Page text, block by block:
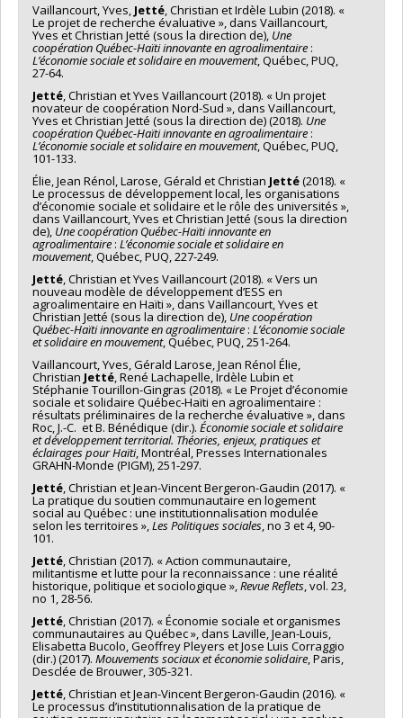
Vaillancourt, Yves, Jetté, Christian et Irdèle Lubin (2018). «
Le projet de recherche évaluative », dans Vaillancourt,
Yves et Christian Jetté (sous la direction de), Une
coopération Québec-Haïti innovante en agroalimentaire :
L’économie sociale et solidaire en mouvement, Québec, PUQ,
27-64.
Jetté, Christian et Yves Vaillancourt (2018). « Un projet
novateur de coopération Nord-Sud », dans Vaillancourt,
Yves et Christian Jetté (sous la direction de) (2018). Une
coopération Québec-Haïti innovante en agroalimentaire :
L’économie sociale et solidaire en mouvement, Québec, PUQ,
101-133.
Élie, Jean Rénol, Larose, Gérald et Christian Jetté(2018). «
Le processus de développement local, les organisations
d’économie sociale et solidaire et le rôle des universités »,
dans Vaillancourt, Yves et Christian Jetté (sous la direction
de), Une coopération Québec-Haïti innovante en
agroalimentaire : L’économie sociale et solidaire en
mouvement, Québec, PUQ, 227-249.
Jetté, Christian et Yves Vaillancourt (2018). « Vers un
nouveau modèle de développement d’ESS en
agroalimentaire en Haïti », dans Vaillancourt, Yves et
Christian Jetté (sous la direction de), Une coopération
Québec-Haïti innovante en agroalimentaire : L’économie sociale
et solidaire en mouvement, Québec, PUQ, 251-264.
Vaillancourt, Yves, Gérald Larose, Jean Rénol Élie,
Christian Jetté, René Lachapelle, Irdèle Lubin et
Stéphanie Tourillon-Gingras (2018). « Le Projet d’économie
sociale et solidaire Québec-Haïti en agroalimentaire :
résultats préliminaires de la recherche évaluative », dans
Roc, J.-C. et B. Bénédique (dir.). Économie sociale et solidaire
et développement territorial. Théories, enjeux, pratiques et
éclairages pour Haïti, Montréal, Presses Internationales
GRAHN-Monde (PIGM), 251-297.
Jetté, Christian et Jean-Vincent Bergeron-Gaudin (2017). «
La pratique du soutien communautaire en logement
social au Québec : une institutionnalisation modulée
selon les territoires »,Les Politiques sociales, no 3 et 4, 90-
101.
Jetté, Christian (2017). « Action communautaire,
militantisme et lutte pour la reconnaissance : une réalité
historique, politique et sociologique »,Revue Reflets, vol. 23,
no 1, 28-56.
Jetté, Christian (2017). « Économie sociale et organismes
communautaires au Québec », dans Laville, Jean-Louis,
Elisabetta Bucolo, Geoffrey Pleyers et Jose Luis Corraggio
(dir.) (2017). Mouvements sociaux et économie solidaire, Paris,
Desclée de Brouwer, 305-321.
Jetté, Christian et Jean-Vincent Bergeron-Gaudin (2016). «
Le processus d’institutionnalisation de la pratique de